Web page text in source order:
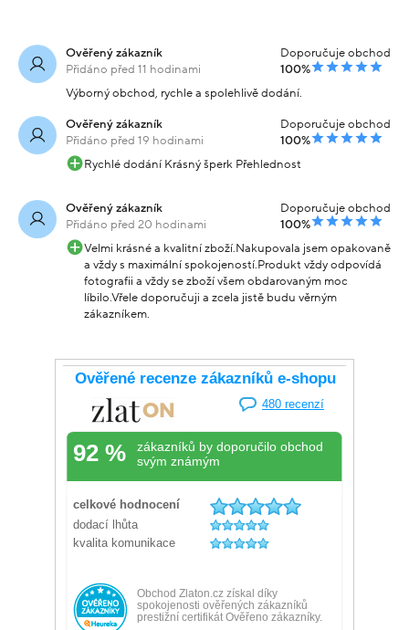
Ověřený zákazník
Přidáno před 11 hodinami
Doporučuje obchod
100%
Výborný obchod, rychle a spolehlivě dodání.
Ověřený zákazník
Přidáno před 19 hodinami
Doporučuje obchod
100%
Rychlé dodání Krásný šperk Přehlednost
Ověřený zákazník
Přidáno před 20 hodinami
Doporučuje obchod
100%
Velmi krásné a kvalitní zboží.Nakupovala jsem opakovaně
a vždy s maximální spokojeností.Produkt vždy odpovídá
fotografii a vždy se zboží všem obdarovaným moc
líbilo.Vřele doporučuji a zcela jistě budu věrným
zákazníkem.